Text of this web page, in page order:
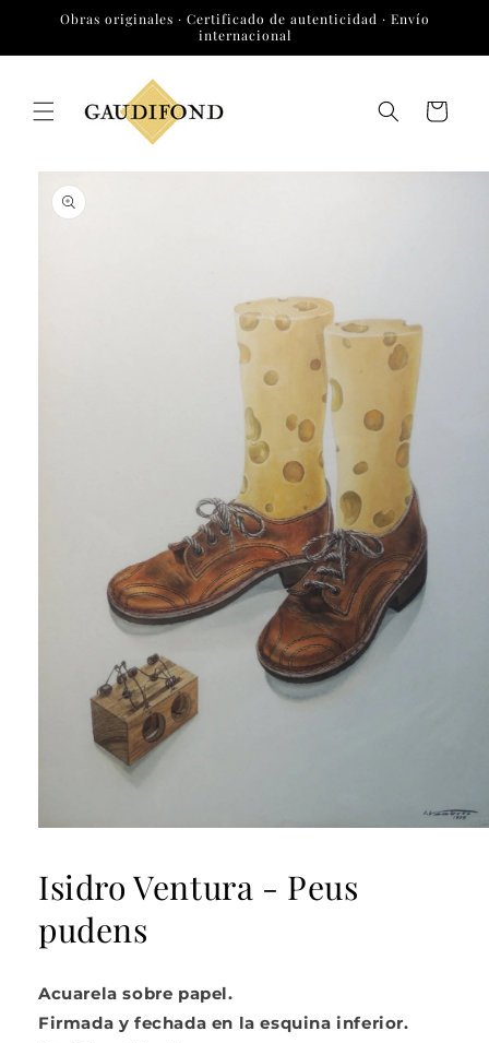
directamente
Obras originales · Certificado de autenticidad · Envío
internacional
Carrito
directamente
información
1
en
ventana
modal
Isidro Ventura - Peus
pudens
Acuarela sobre papel.
Firmada y fechada en la esquina inferior.